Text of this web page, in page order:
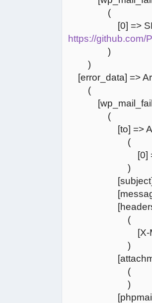
(
[0] => SMTP
https://github.com/
)
)
[error_data] =>
(
(
[to] =>
(
[0] =>
)
[subject] =>
[message] =>
[headers]
(
[X-Mailer-
)
(
)